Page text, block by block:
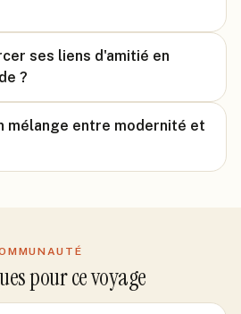
ses liens d'amitié en
?
mélange entre modernité et
pour ce voyage